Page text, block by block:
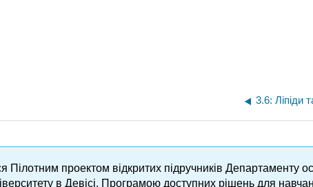
3.6: Ліпіди
Пілотним проектом відкритих підручників Департаменту
в Девісі, Програмою доступних рішень для